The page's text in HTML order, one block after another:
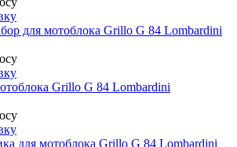
для мотоблока Grillo G 84 Lombardini
Grillo G 84 Lombardini
для мотоблока Grillo G 84 Lombardini